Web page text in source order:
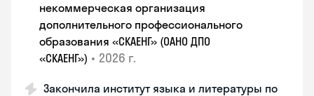
некоммерческая организация
дополнительного профессионального
образования «СКАЕНГ» (ОАНО ДПО
«СКАЕНГ») • 2026 г.
Закончила институт языка и литературы по